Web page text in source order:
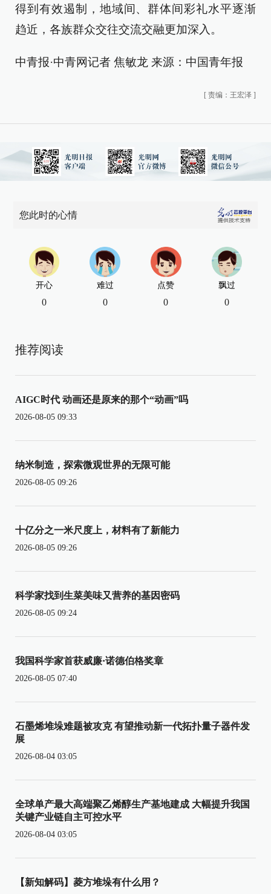
得到有效遏制，地域间、群体间彩礼水平逐渐
趋近，各族群众交往交流交融更加深入。
中青报·中青网记者 焦敏龙 来源：中国青年报
[ 责编：王宏泽 ]
您此时的心情
开心
0
难过
0
点赞
0
飘过
0
推荐阅读
AIGC时代 动画还是原来的那个“动画”吗
2026-08-05 09:33
纳米制造，探索微观世界的无限可能
2026-08-05 09:26
十亿分之一米尺度上，材料有了新能力
2026-08-05 09:26
科学家找到生菜美味又营养的基因密码
2026-08-05 09:24
我国科学家首获威廉·诺德伯格奖章
2026-08-05 07:40
石墨烯堆垛难题被攻克 有望推动新一代拓扑量子器件发
展
2026-08-04 03:05
全球单产最大高端聚乙烯醇生产基地建成 大幅提升我国
关键产业链自主可控水平
2026-08-04 03:05
【新知解码】菱方堆垛有什么用？